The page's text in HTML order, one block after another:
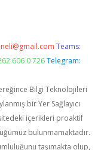
Teams:
606 0 726 Telegram:
Bilgi Teknolojileri
bir Yer Sağlayıcı
içerikleri proaktif
bulunmamaktadır.
taşımakta olup,